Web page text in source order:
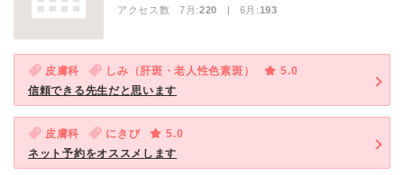
アクセス数 7月:220 | 6月:193
皮膚科 しみ（肝斑・老人性色素斑）
5.0
信頼できる先生だと思います
皮膚科 にきび
5.0
ネット予約をオススメします